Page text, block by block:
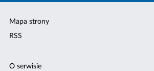
Mapa strony
RSS
O serwisie